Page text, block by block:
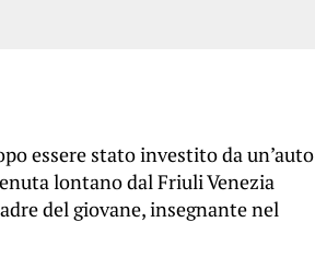
essere stato investito da un’auto
lontano dal Friuli Venezia
del giovane, insegnante nel